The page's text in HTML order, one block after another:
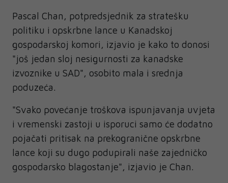
Pascal Chan, potpredsjednik za stratešku
politiku i opskrbne lance u Kanadskoj
gospodarskoj komori, izjavio je kako to donosi
"još jedan sloj nesigurnosti za kanadske
izvoznike u SAD", osobito mala i srednja
poduzeća.
"Svako povećanje troškova ispunjavanja uvjeta
i vremenski zastoji u isporuci samo će dodatno
pojačati pritisak na prekogranične opskrbne
lance koji su dugo podupirali naše zajedničko
gospodarsko blagostanje", izjavio je Chan.